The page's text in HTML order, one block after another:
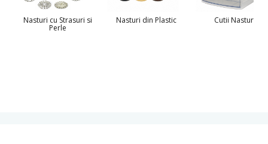
Nasturi cu Strasuri si
Perle
Nasturi din Plastic Cutii Nasturi